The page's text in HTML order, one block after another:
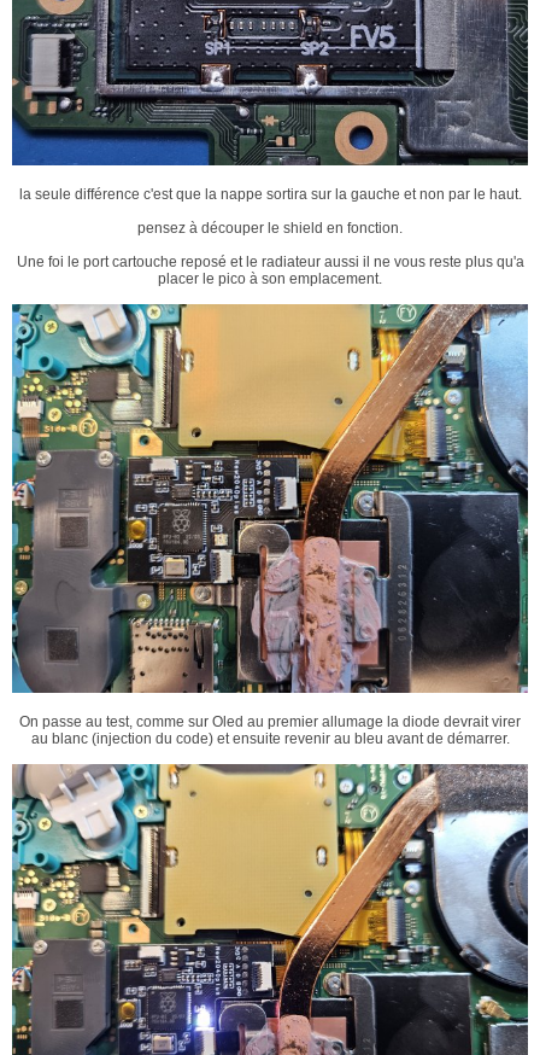
la seule différence c'est que la nappe sortira sur la gauche et non par le haut.
pensez à découper le shield en fonction.
Une foi le port cartouche reposé et le radiateur aussi il ne vous reste plus qu'a
placer le pico à son emplacement.
On passe au test, comme sur Oled au premier allumage la diode devrait virer
au blanc (injection du code) et ensuite revenir au bleu avant de démarrer.